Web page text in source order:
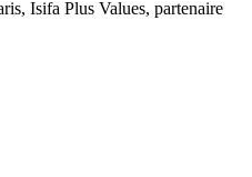
Isifa Plus Values, partenaire